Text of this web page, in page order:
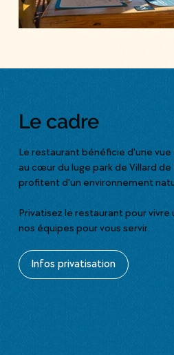
Le cadre
Le restaurant bénéficie d'une
au cœur du luge park de Villard de
profitent d'un environnement
Privatisez le restaurant pour
nos équipes pour vous servir.
Infos privatisation